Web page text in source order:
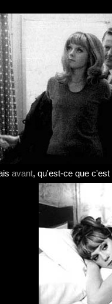
avant, qu'est-ce que c'est